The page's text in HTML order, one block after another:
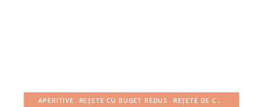
APERITIVE REȚETE CU BUGET REDUS REȚETE DE CRĂCIUN